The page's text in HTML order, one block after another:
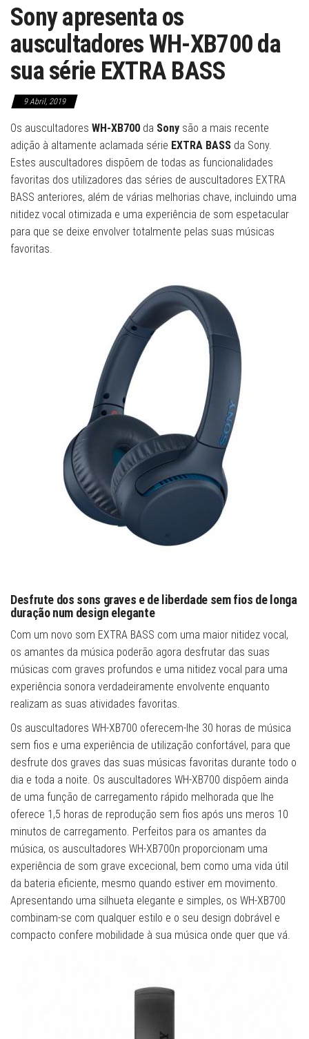
Sony apresenta os
auscultadores WH-XB700 da
sua série EXTRA BASS
9 Abril, 2019
Os auscultadores WH-XB700 da Sony são a mais recente
adição à altamente aclamada série EXTRA BASS da Sony.
Estes auscultadores dispõem de todas as funcionalidades
favoritas dos utilizadores das séries de auscultadores EXTRA
BASS anteriores, além de várias melhorias chave, incluindo uma
nitidez vocal otimizada e uma experiência de som espetacular
para que se deixe envolver totalmente pelas suas músicas
favoritas.
Desfrute dos sons graves e de liberdade sem fios de longa
duração num design elegante
Com um novo som EXTRA BASS com uma maior nitidez vocal,
os amantes da música poderão agora desfrutar das suas
músicas com graves profundos e uma nitidez vocal para uma
experiência sonora verdadeiramente envolvente enquanto
realizam as suas atividades favoritas.
Os auscultadores WH-XB700 oferecem-lhe 30 horas de música
sem fios e uma experiência de utilização confortável, para que
desfrute dos graves das suas músicas favoritas durante todo o
dia e toda a noite. Os auscultadores WH-XB700 dispõem ainda
de uma função de carregamento rápido melhorada que lhe
oferece 1,5 horas de reprodução sem fios após uns meros 10
minutos de carregamento. Perfeitos para os amantes da
música, os auscultadores WH-XB700n proporcionam uma
experiência de som grave excecional, bem como uma vida útil
da bateria eficiente, mesmo quando estiver em movimento.
Apresentando uma silhueta elegante e simples, os WH-XB700
combinam-se com qualquer estilo e o seu design dobrável e
compacto confere mobilidade à sua música onde quer que vá.